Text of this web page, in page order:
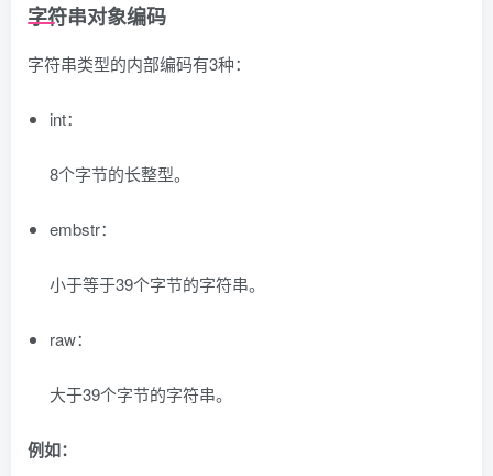
字符串对象编码
字符串类型的内部编码有3种：
int：
8个字节的长整型。
embstr：
小于等于39个字节的字符串。
raw：
大于39个字节的字符串。
例如：